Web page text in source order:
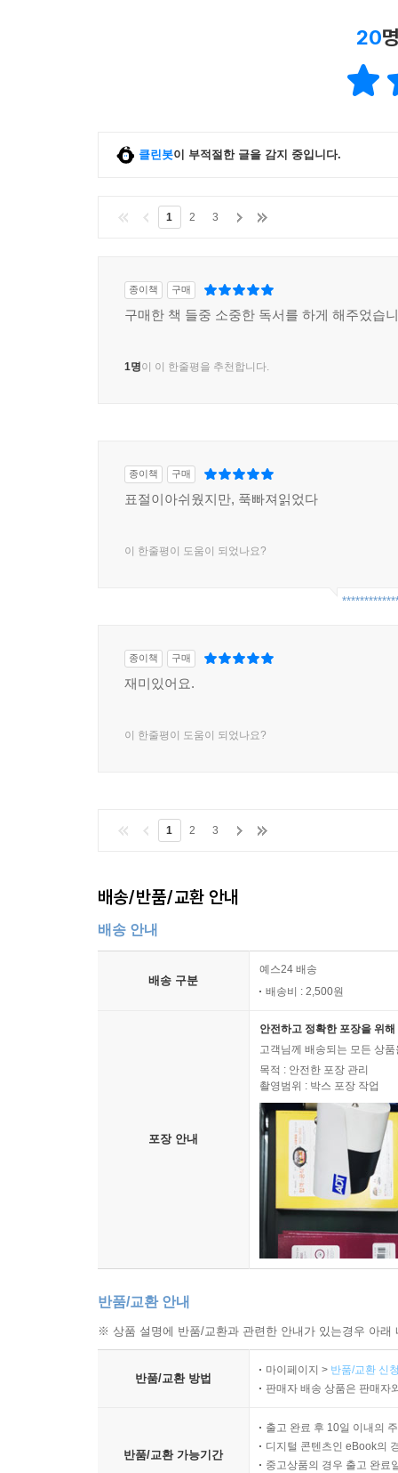
20
클린봇이 부적절한 글을 감지 중입니다.
1 2 3
종이책 구매
구매한 책 들중 소중한 독서를 하게 해주었습
1명이 이 한줄평을 추천합니다.
종이책 구매
표절이아쉬웠지만, 푹빠져읽었다
이 한줄평이 도움이 되었나요?
종이책 구매
재미있어요.
이 한줄평이 도움이 되었나요?
1 2 3
배송/반품/교환 안내
배송 안내
배송 구분
예스24 배송
배송비 : 2,500원
포장 안내
안전하고 정확한 포장을 위
고객님께 배송되는 모든 상
목적 : 안전한 포장 관리
촬영범위 : 박스 포장 작업
반품/교환 안내
※ 상품 설명에 반품/교환과 관련한 안내가 있는경우 아
반품/교환 방법
마이페이지 > 반품/교환 신
판매자 배송 상품은 판매자
반품/교환 가능기간
출고 완료 후 10일 이내의
디지털 콘텐츠인 eBook의
중고상품의 경우 출고 완료